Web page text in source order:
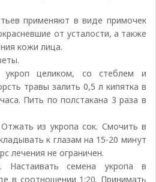
применяют в виде примочек
от усталости, а также
кожи лица.
целиком, со стеблем и
травы залить 0,5 л кипятка в
Пить по полстакана 3 раза в
из укропа сок. Смочить в
к глазам на 15-20 минут
лечения не ограничен.
семена укропа в
в соотношении 1:20. Принимать